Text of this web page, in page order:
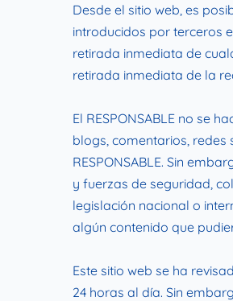
Desde el sitio web, es
introducidos por terceros
retirada inmediata de
retirada inmediata de la
El RESPONSABLE no se
blogs, comentarios,
RESPONSABLE. Sin
y fuerzas de seguridad,
legislación nacional o
algún contenido que
Este sitio web se ha
24 horas al día. Sin